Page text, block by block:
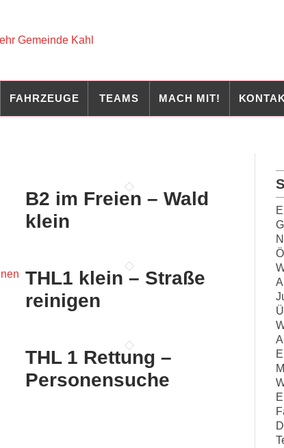
FAHRZEUGE TEAMS MACH MIT!
B2 im Freien – Wald
klein
THL1 klein – Straße
reinigen
THL 1 Rettung –
Personensuche